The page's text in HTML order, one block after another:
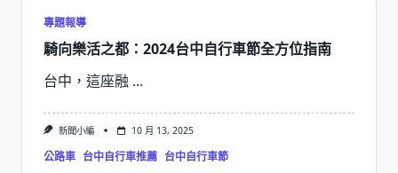
專題報導
騎向樂活之都：2024台中自行車節全方位指南
台中，這座融 ...
新聞小編 10 月 13, 2025
公路車 台中自行車推薦 台中自行車節